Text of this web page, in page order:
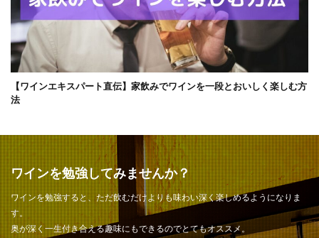
【ワインエキスパート直伝】家飲みでワインを一段とおいしく楽しむ方
法
ワインを勉強してみませんか？
ワインを勉強すると、ただ飲むだけよりも味わい深く楽しめるようになりま
す。
奥が深く一生付き合える趣味にもできるのでとてもオススメ。